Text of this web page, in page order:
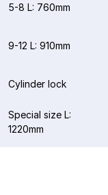
5-8 L: 760mm
9-12 L: 910mm
Cylinder lock
Special size L:
1220mm